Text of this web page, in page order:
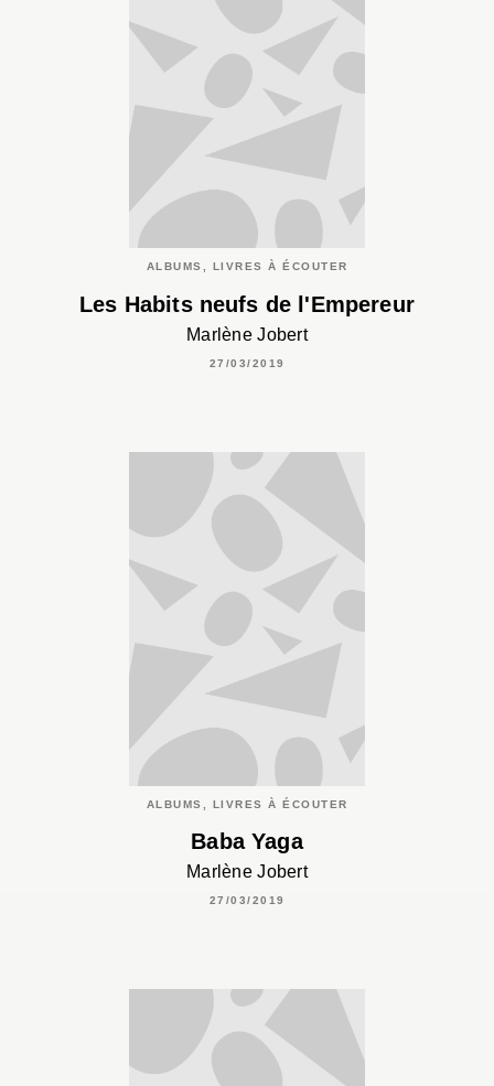
ALBUMS, LIVRES À ÉCOUTER
Les Habits neufs de l'Empereur
Marlène Jobert
27/03/2019
ALBUMS, LIVRES À ÉCOUTER
Baba Yaga
Marlène Jobert
27/03/2019